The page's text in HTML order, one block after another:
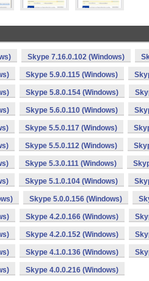
Skype 7.16.0.102 (Windows)
Skype 5.9.0.115 (Windows)
Skype 5.8.0.154 (Windows)
Skype 5.6.0.110 (Windows)
Skype 5.5.0.117 (Windows)
Skype 5.5.0.112 (Windows)
Skype 5.3.0.111 (Windows)
Skype 5.1.0.104 (Windows)
Skype 5.0.0.156 (Windows)
Skype 4.2.0.166 (Windows)
Skype 4.2.0.152 (Windows)
Skype 4.1.0.136 (Windows)
Skype 4.0.0.216 (Windows)